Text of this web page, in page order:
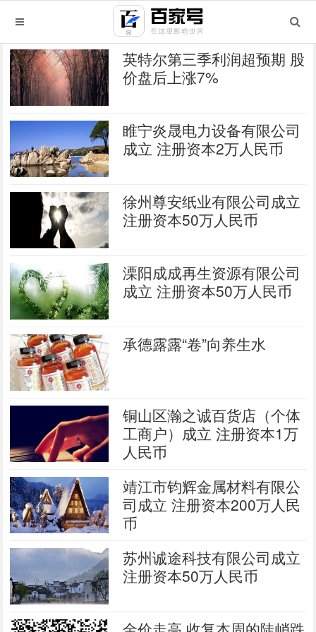
英特尔第三季利润超预期 股
价盘后上涨7%
睢宁炎晟电力设备有限公司
成立 注册资本2万人民币
徐州尊安纸业有限公司成立
注册资本50万人民币
溧阳成成再生资源有限公司
成立 注册资本50万人民币
承德露露“卷”向养生水
铜山区瀚之诚百货店（个体
工商户）成立 注册资本1万
人民币
靖江市钧辉金属材料有限公
司成立 注册资本200万人民
币
苏州诚途科技有限公司成立
注册资本50万人民币